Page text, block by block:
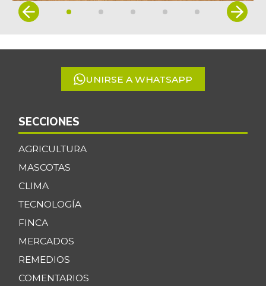
Item
5
UNIRSE A WHATSAPP
SECCIONES
AGRICULTURA
MASCOTAS
CLIMA
TECNOLOGÍA
FINCA
MERCADOS
REMEDIOS
COMENTARIOS